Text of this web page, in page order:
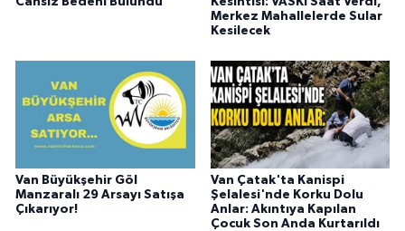
Merkez Mahallelerde Sular
Kesilecek
Van Büyükşehir Göl
Manzaralı 29 Arsayı Satışa
Çıkarıyor!
Van Çatak'ta Kanispi
Şelalesi'nde Korku Dolu
Anlar: Akıntıya Kapılan
Çocuk Son Anda Kurtarıldı